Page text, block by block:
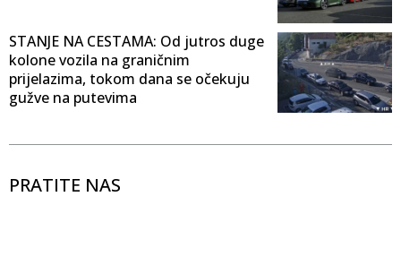
STANJE NA CESTAMA: Od jutros duge
kolone vozila na graničnim
prijelazima, tokom dana se očekuju
gužve na putevima
PRATITE NAS